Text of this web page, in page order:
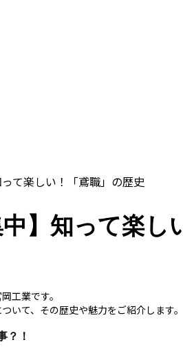
って楽しい！「鳶職」の歴史
中】知って楽
工業です。
いて、その歴史や魅力をご紹介します。
？！